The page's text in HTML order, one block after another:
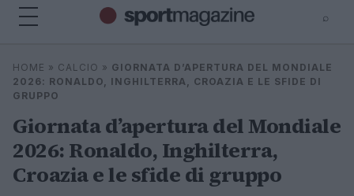
⌕
Cerca
⌕ ×
HOME » CALCIO » GIORNATA D’APERTURA DEL MONDIALE
2026: RONALDO, INGHILTERRA, CROAZIA E LE SFIDE DI
GRUPPO
Giornata d’apertura del Mondiale
2026: Ronaldo, Inghilterra,
Croazia e le sfide di gruppo